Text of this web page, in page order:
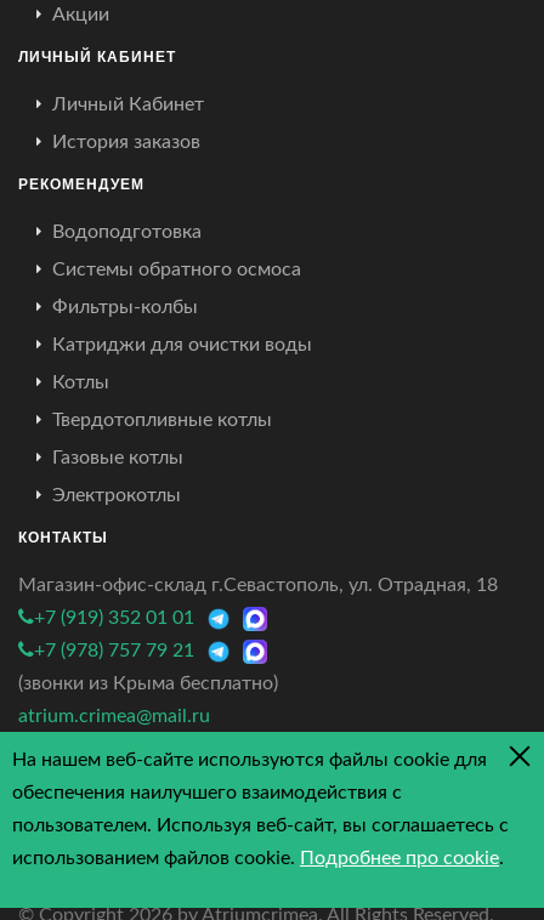
Акции
ЛИЧНЫЙ КАБИНЕТ
Личный Кабинет
История заказов
РЕКОМЕНДУЕМ
Водоподготовка
Системы обратного осмоса
Фильтры-колбы
Катриджи для очистки воды
Котлы
Твердотопливные котлы
Газовые котлы
Электрокотлы
КОНТАКТЫ
Магазин-офис-склад г.Севастополь, ул. Отрадная, 18
+7 (919) 352 01 01
+7 (978) 757 79 21
(звонки из Крыма бесплатно)
atrium.crimea@mail.ru
4.7/5 - 3 отзыва
© Copyright2026 by Atriumcrimea. All Rights Reserved.
На нашем веб-сайте используются файлы cookie для
обеспечения наилучшего взаимодействия с
пользователем. Используя веб-сайт, вы соглашаетесь с
использованием файлов cookie. Подробнее про cookie.